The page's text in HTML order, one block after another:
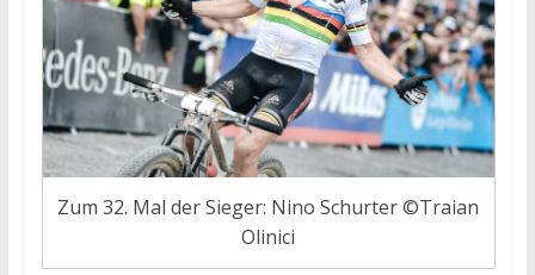
Zum 32. Mal der Sieger: Nino Schurter ©Traian
Olinici